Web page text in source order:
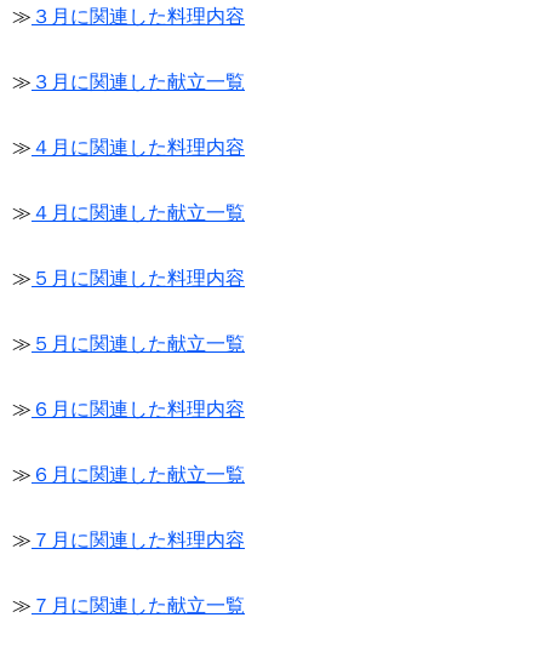
≫ ３月に関連した料理内容
≫ ３月に関連した献立一覧
≫ ４月に関連した料理内容
≫ ４月に関連した献立一覧
≫ ５月に関連した料理内容
≫ ５月に関連した献立一覧
≫ ６月に関連した料理内容
≫ ６月に関連した献立一覧
≫ ７月に関連した料理内容
≫ ７月に関連した献立一覧